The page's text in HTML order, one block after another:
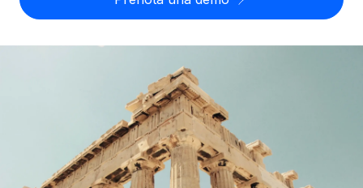
Chiedi a un esperto
Affidati agli esperti per la gestione HR e la
compliance globale
DIVENTA NOSTRO PARTNER
Partner tecnologici strategici
Integra l'HR globale nella tua piattaforma in modo
CASE STUDIES
English
Español
Login